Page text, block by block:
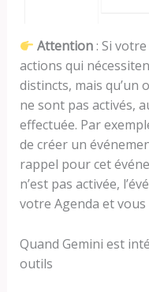
Attention: Si
actions qui
distincts, mais qu’un
ne sont pas activés,
effectuée. Par
de créer un
rappel pour cet
n’est pas activée,
votre Agenda et
Quand Gemini est
outils